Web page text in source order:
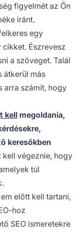
figyelmét az Ön
iránt.
egy
Észrevesz
a szöveget. Talál
átkerül más
arra számít, hogy
kell megoldania,
keresőkben
kell végeznie, hogy
túl
előtt kell tartani,
hoz
SEO ismeretekre